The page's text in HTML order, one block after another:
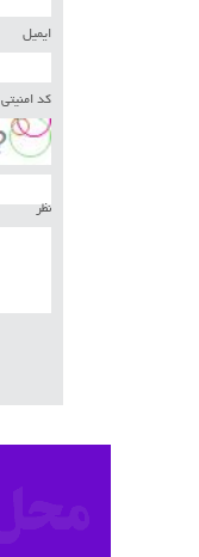
ایمیل
کد امنیتی
نظر